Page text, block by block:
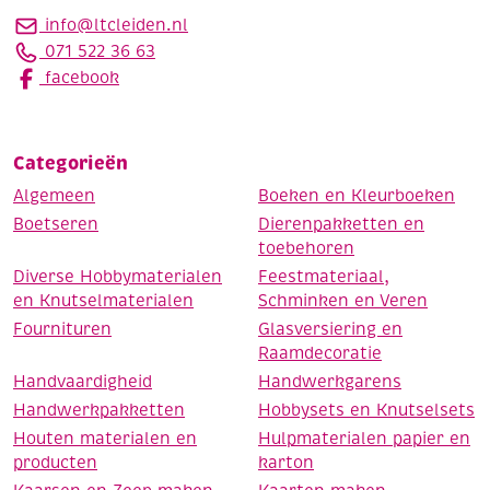
info@ltcleiden.nl
071 522 36 63
facebook
Categorieën
Algemeen
Boeken en Kleurboeken
Boetseren
Dierenpakketten en
toebehoren
Diverse Hobbymaterialen
en Knutselmaterialen
Feestmateriaal,
Schminken en Veren
Fournituren
Glasversiering en
Raamdecoratie
Handvaardigheid
Handwerkgarens
Handwerkpakketten
Hobbysets en Knutselsets
Houten materialen en
producten
Hulpmaterialen papier en
karton